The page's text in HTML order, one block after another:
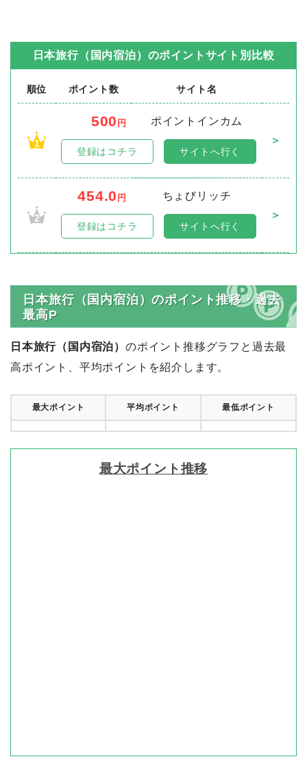
日本旅行（国内宿泊） のポイントサイト別比較
順位 ポイント数 サイト名
1
500 円
ポイントインカム
＞
登録はコチラ サイトへ行く
2
454.0 円
ちょびリッチ
＞
登録はコチラ サイトへ行く
日本旅行（国内宿泊）のポイント推移・過去
最高P
日本旅行（国内宿泊） のポイント推移グラフと過去最
高ポイント、平均ポイントを紹介します。
最大ポイント 平均ポイント 最低ポイント
最大ポイント推移